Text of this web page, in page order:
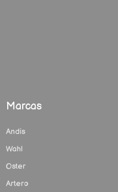
Marcas
Andis
Wahl
Oster
Artero